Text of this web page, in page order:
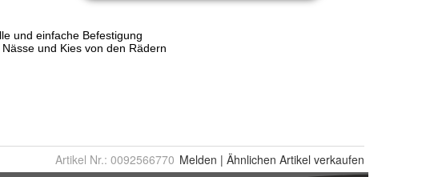
Artikel Nr.: 0092566770 Melden | Ähnlichen Artikel verkaufen